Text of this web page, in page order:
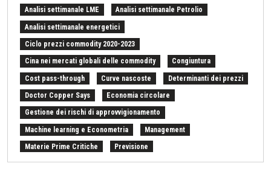
Analisi settimanale LME Analisi settimanale Petrolio
Analisi settimanale energetici
Ciclo prezzi commodity 2020-2023
Cina nei mercati globali delle commodity Congiuntura
Cost pass-through Curve nascoste Determinanti dei prezzi
Doctor Copper Says Economia circolare
Gestione dei rischi di approvvigionamento
Machine learning e Econometria Management
Materie Prime Critiche Previsione
Procurement Intelligence Settimana Finanziaria Materie Prime